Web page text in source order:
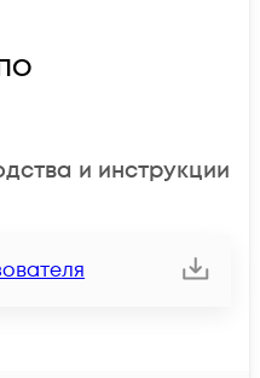
и инструкции